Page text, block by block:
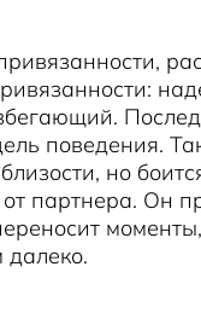
поведения.
но
от партнера. Он
далеко.